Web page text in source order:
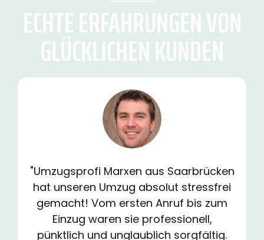
ECHTE ERFAHRUNGEN VON
GLÜCKLICHEN KUNDEN
"Umzugsprofi Marxen aus Saarbrücken
hat unseren Umzug absolut stressfrei
gemacht! Vom ersten Anruf bis zum
Einzug waren sie professionell,
pünktlich und unglaublich sorgfältig.